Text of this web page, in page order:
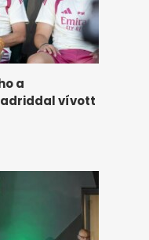
a
vívott